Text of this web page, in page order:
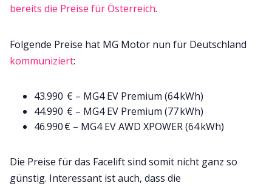
bereits die Preise für Österreich.
Folgende Preise hat MG Motor nun für Deutschland
kommuniziert:
43.990 € – MG4 EV Premium (64 kWh)
44.990 € – MG4 EV Premium (77 kWh)
46.990 € – MG4 EV AWD XPOWER (64 kWh)
Die Preise für das Facelift sind somit nicht ganz so
günstig. Interessant ist auch, dass die